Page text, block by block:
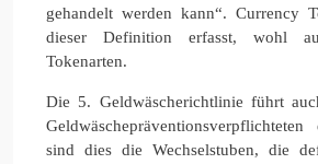
gehandelt werden kann“. Currency
dieser Definition erfasst, wohl
Tokenarten.
Die 5. Geldwäscherichtlinie führt
sind dies die Wechselstuben, die